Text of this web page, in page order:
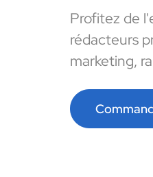
Profitez de
rédacteurs
marketing,